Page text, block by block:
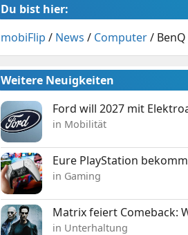
Du bist hier:
mobiFlip / News / Computer/
Weitere Neuigkeiten
Ford will 2027 mit
in Mobilität
Eure PlayStation
in Gaming
Matrix feiert Comeback:
in Unterhaltung